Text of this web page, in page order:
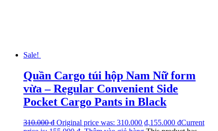
Sale!
Quần Cargo túi hộp Nam Nữ form
vừa – Regular Convenient Side
Pocket Cargo Pants in Black
310.000₫ Original price was: 310.000 ₫.155.000 ₫Current